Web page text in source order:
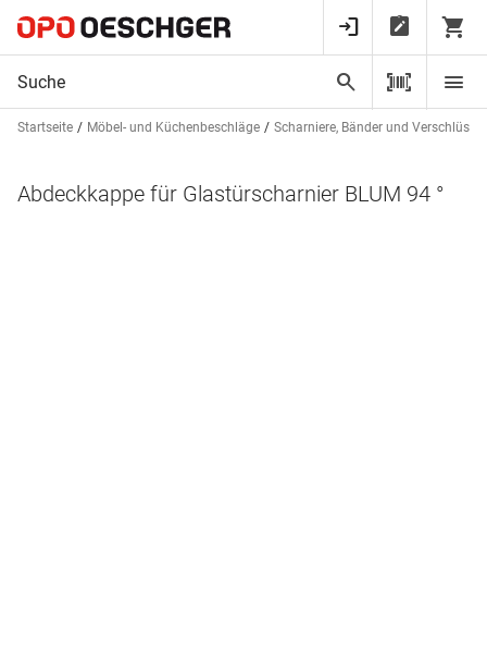
Startseite Möbel- und Küchenbeschläge Scharniere, Bänder und Verschlüsse
Abdeckkappe für Glastürscharnier BLUM 94 °